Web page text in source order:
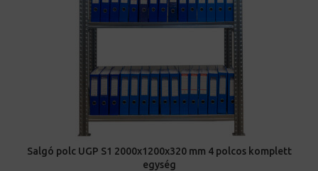
Salgó polc UGP S1 2000x1200x320 mm 4 polcos komplett
egység